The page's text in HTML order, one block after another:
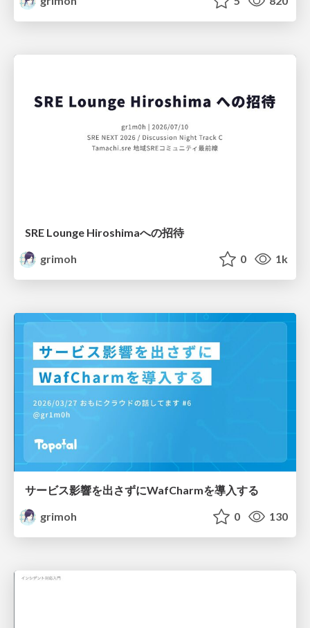
SRE Lounge Hiroshimaへの招待
grimoh
0 1k
サービス影響を出さずにWafCharmを導入する
grimoh
0 130